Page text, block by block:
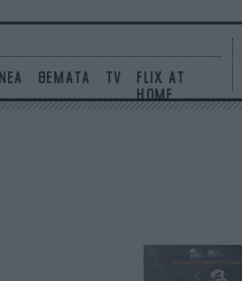
ΝΕΑ ΘΕΜΑΤΑ TV
FLIX AT
HOME